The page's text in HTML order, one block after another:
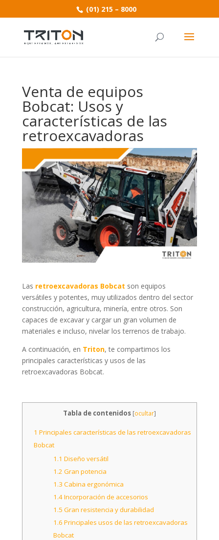
(01) 215 – 8000
Venta de equipos
Bobcat: Usos y
características de las
retroexcavadoras
Las retroexcavadoras Bobcat son equipos
versátiles y potentes, muy utilizados dentro del sector
construcción, agricultura, minería, entre otros. Son
capaces de excavar y cargar un gran volumen de
materiales e incluso, nivelar los terrenos de trabajo.
A continuación, en Triton, te compartimos los
principales características y usos de las
retroexcavadoras Bobcat.
Tabla de contenidos [ocultar]
1 Principales características de las retroexcavadoras
Bobcat
1.1 Diseño versátil
1.2 Gran potencia
1.3 Cabina ergonómica
1.4Incorporación de accesorios
1.5 Gran resistencia y durabilidad
1.6 Principales usos de las retroexcavadoras
Bobcat